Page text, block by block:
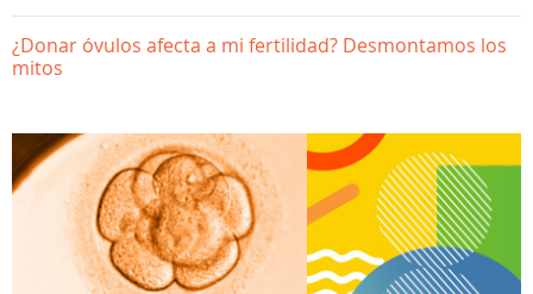
¿Donar óvulos afecta a mi fertilidad? Desmontamos los
mitos